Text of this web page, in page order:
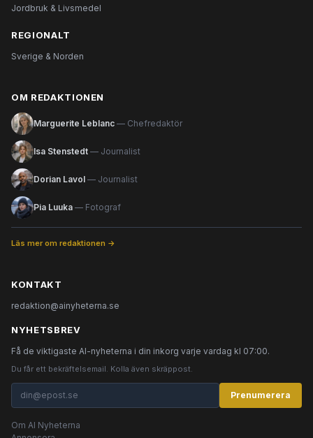
Jordbruk & Livsmedel
REGIONALT
Sverige & Norden
OM REDAKTIONEN
Marguerite Leblanc — Chefredaktör
Isa Stenstedt — Journalist
Dorian Lavol — Journalist
Pia Luuka — Fotograf
Läs mer om redaktionen →
KONTAKT
redaktion@ainyheterna.se
NYHETSBREV
Få de viktigaste AI-nyheterna i din inkorg varje vardag kl 07:00.
Du får ett bekräftelsemail. Kolla även skräppost.
Prenumerera
Om AI Nyheterna